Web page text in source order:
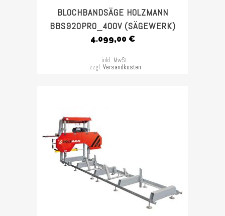
BLOCHBANDSÄGE HOLZMANN
BBS920PRO_400V (SÄGEWERK)
4.099,00 €
inkl. MwSt.
zzgl. Versandkosten